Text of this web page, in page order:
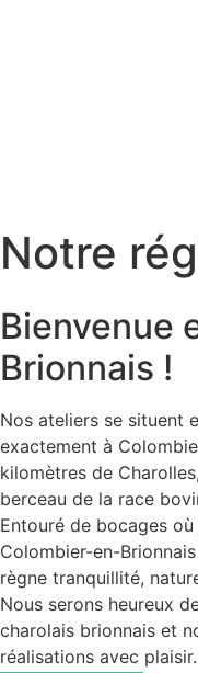
Notre
Bienvenue
Brionnais !
Nos ateliers se situent
exactement à
kilomètres de
berceau de la race
Entouré de bocages
Colombier-en-
règne tranquillité,
Nous serons heureux
charolais brionnais et
réalisations avec